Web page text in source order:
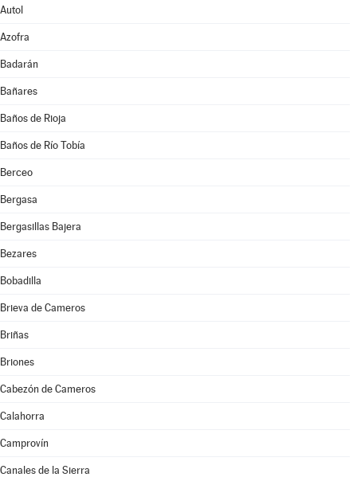
Autol
Azofra
Badarán
Bañares
Baños de Rioja
Baños de Río Tobía
Berceo
Bergasa
Bergasillas Bajera
Bezares
Bobadilla
Brieva de Cameros
Briñas
Briones
Cabezón de Cameros
Calahorra
Camprovín
Canales de la Sierra